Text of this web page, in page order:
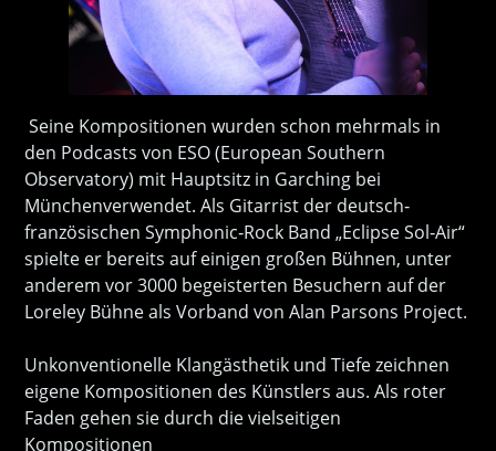
Seine Kompositionen wurden schon mehrmals in
den Podcasts von ESO (European Southern
Observatory) mit Hauptsitz in Garching bei
Münchenverwendet. Als Gitarrist der deutsch‐
französischen Symphonic‐Rock Band „Eclipse Sol‐Air“
spielte er bereits auf einigen großen Bühnen, unter
anderem vor 3000 begeisterten Besuchern auf der
Loreley Bühne als Vorband von Alan Parsons Project.
Unkonventionelle Klangästhetik und Tiefe zeichnen
eigene Kompositionen des Künstlers aus. Als roter
Faden gehen sie durch die vielseitigen
Kompositionen